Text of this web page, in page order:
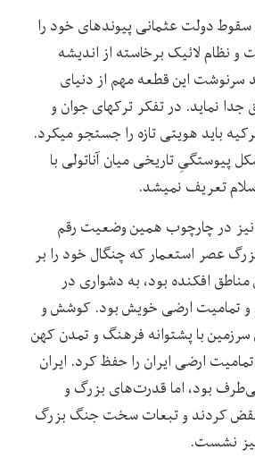
سقوط دولت عثمانی پیوندهای خود را
نظام لائیک برخاسته از اندیشه
سرنوشت این قطعه مهم از دنیای
جدا نماید. در تفکر ترک‏های جوان و
باید هویتی تازه را جستجو می‏کرد.
پیوستگیِ تاریخی میان آناتولی با
تعریف نمی‏شد.
نیز در چارچوب همین وضعیت رقم
عصر استعمار که چنگال خود را بر
افکنده بود، به دشواری در
و تمامیت ارضی خویش بود. کوشش و
با پشتوانه فرهنگ و تمدن کهن
تمامیت ارضی ایران را حفظ کرد. ایران
بود، اما قدرت‌های بزرگ و
نقض کردند و تبعات سخت جنگ بزرگ
نشست.